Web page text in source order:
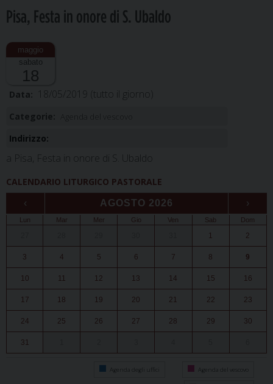
Pisa, Festa in onore di S. Ubaldo
sabato
18
Data: 18/05/2019 (tutto il giorno)
Categorie:
Indirizzo:
a Pisa, Festa in onore di S. Ubaldo
CALENDARIO LITURGICO PASTORALE
‹ AGOSTO 2026 ›
Lun Mar Mer Gio Ven Sab Dom
1 2
3 4 5 6 7 8 9
10 11 12 13 14 15 16
17 18 19 20 21 22 23
24 25 26 27 28 29 30
31
Agenda degli uffici Agenda del vescovo